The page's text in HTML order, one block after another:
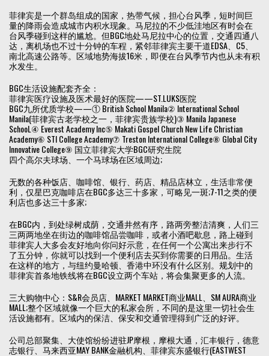
菲律宾是一个群岛组成的国家，热带气候，担心台风季，短时间巨
量的降雨会造成城市内积水现象。马尼拉的不少低洼地区有时会在
台风季碰到这样的尴尬。但BGC地处马尼拉中心的位置，交通四通八
达，离机场也不过十分钟的车程，紧邻菲律宾主要干道EDSA、C5、
南北高速公路等。区域地势海拔16米，即便在台风季节内也从未有积
水发生。
BGC生活设施配套齐全：
菲律宾医疗设施及医术最好的医院——ST.LUKS医院
BGC九所优质学校——① British School Manila② International School
Manila(菲律宾古老学校之一，菲律宾贵族学校)③ Manila Japanese
SchooL④ Everest Academy Inc⑤ Makati Gospel Church New Life Christian
Academy⑥ STI College Academy⑦ Treston International College⑧ Global City
Innovative College⑨ 国立菲律宾大学BGC研究生院
四个高尔夫球场、一个马球场在区域周边;
无数的各种饭店、咖啡馆、银行、药店、精品店林立，生活非常便
利，仅星巴克咖啡店在BGC多达三十多家，可略见一斑;7-11之类的便
利店也多达三十多家;
在BGC内，到处绿树成荫，交通井然有序，路两旁整洁清爽，人们三
三两两地坐在街边的咖啡馆品尝咖啡，或者小酒吧歇息，路上碰到
菲律宾人大多会友好地向你问好示意，在任何一个公寓出来步行不
了五分钟，你就可以找到一个便利店去买到你需要的日用品。生活
在这样的地方，与纽约曼哈顿、香港中环没有什么区别。规划中的
菲律宾首条地铁线将在BGC设立两个车站，将会集聚更多的人流。
三大购物中心：S&R会员店、MARKET MARKET商业MALL、SM AURA商业
MALL;整个区域就像一个巨大的私家会所，不同的是这里一切社会生
活设施都有。区域内的保洁、保安和交通管理得到广泛的好评。
公司总部聚集、大使馆纷纷进驻JP摩根，摩根大通，汇丰银行，德意
志银行、马来西亚MAY BANK金融机构、菲律宾东盛银行(EASTWEST